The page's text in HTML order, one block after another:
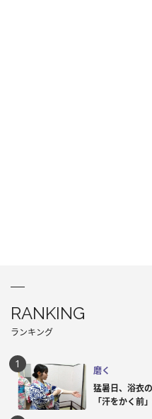
RANKING
ランキング
磨く
猛暑日、浴衣
「汗をかく前